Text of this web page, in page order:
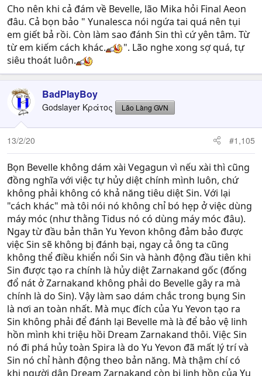
Yunalesca: - thở dài - Chị biết em không muốn chấp
nhận. Nhưng sự đời nó tàn khốc, trần trụi lắm, không
ngọt như ngôn tình đâu em à.
Yuna: Sao chị lại nói thế. Em coi nhiều Shounen lắm. Chị
biết Death Note hông, thánh Kira xem TV mà giảm 70%
tội phạm thế giới. Chị xem Kingdumb chưa? Ngựa dẫm
em là chỉ cần có niềm tin thì Sin Siếc chẳng phải là cái
nghĩa địa gì hết.
Yunalesca: ....
" Một sinh linh đáng thương.
Tốt thôi, chị sẽ giải thoát cho em trước khi em chết chìm
trong thất vọng. Thà chết khi còn giữ suy nghĩ lạc quan
đó, còn hơn sống đủ đến khi nhận ra nó chỉ là ảo mộng
em tự huyễn hoặc mình."
Cho nên khi cả đám về Bevelle, lão Mika hỏi Final Aeon
đâu. Cả bọn bảo " Yunalesca nói ngứa tai quá nên tụi
em giết bả rồi. Còn làm sao đánh Sin thì cứ yên tâm. Từ
từ em kiếm cách khác.
". Lão nghe xong sợ quá, tự
siêu thoát luôn.
BadPlayBoy
Godslayer Κράτος Lão Làng GVN
13/2/20 #1,105
Bọn Bevelle không dám xài Vegagun vì nếu xài thì cũng
đồng nghĩa với việc tự hủy diệt chính mình luôn, chứ
không phải không có khả năng tiêu diệt Sin. Với lại
"cách khác" mà tôi nói nó không chỉ bó hẹp ở việc dùng
máy móc (như thằng Tidus nó có dùng máy móc đâu).
Ngay từ đầu bản thân Yu Yevon không đảm bảo được
việc Sin sẽ không bị đánh bại, ngay cả ông ta cũng
không thể điều khiển nổi Sin và hành động đầu tiên khi
Sin được tạo ra chính là hủy diệt Zarnakand gốc (đống
đổ nát ở Zarnakand không phải do Bevelle gây ra mà
chính là do Sin). Vậy làm sao dám chắc trong bụng Sin
là nơi an toàn nhất. Mà mục đích của Yu Yevon tạo ra
Sin không phải để đánh lại Bevelle mà là để bảo vệ linh
hồn mình khi triệu hồi Dream Zarnakand thôi. Việc Sin
nó đi phá hủy toàn Spira là do Yu Yevon đã mất lý trí và
Sin nó chỉ hành động theo bản năng. Mà thậm chí có
khi người dân Dream Zarnakand còn bị linh hồn của Yu